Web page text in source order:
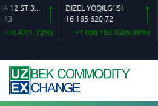
ARMATURA 12 ST 35 GS O‘LCHAMLI
DIZEL YOQILG‘ISI
16 185 620.72
+1 056 183.02(6.98%)